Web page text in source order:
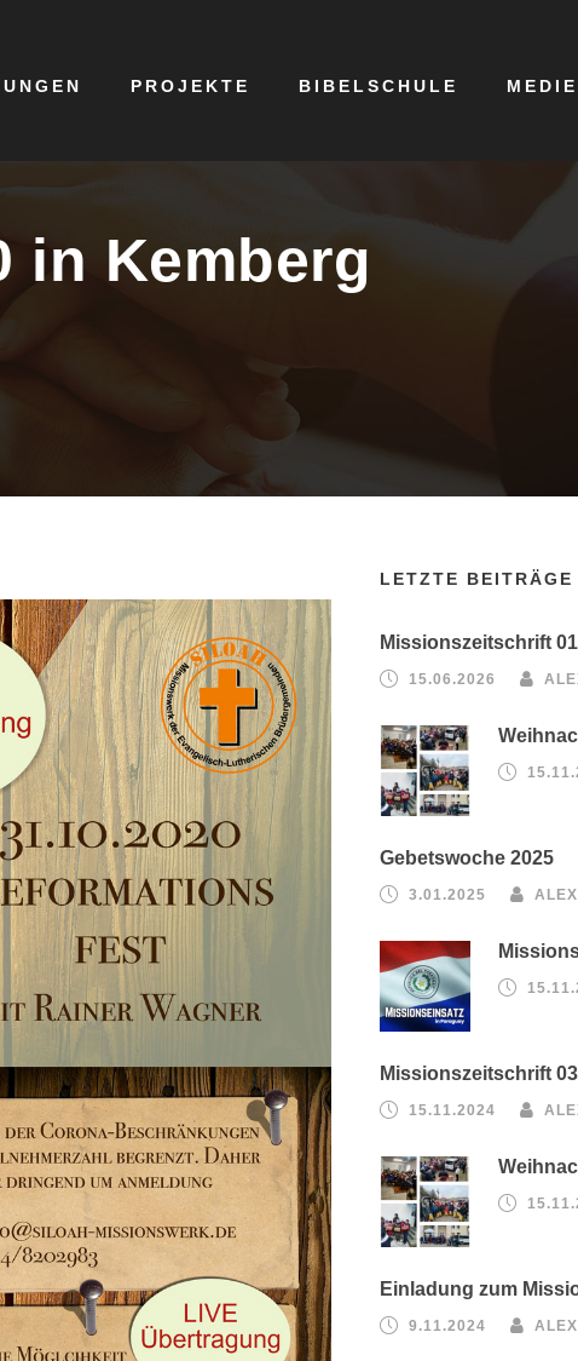
PROJEKTE BIBELSCHULE
in Kemberg
LETZTE BEITRÄGE
Missionszeitschrift
15.06.2026
Gebetswoche 2025
3.01.2025
Missionszeitschrift
15.11.2024
Einladung zum
9.11.2024